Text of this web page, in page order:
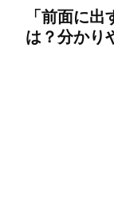
「前面に
は？分かり